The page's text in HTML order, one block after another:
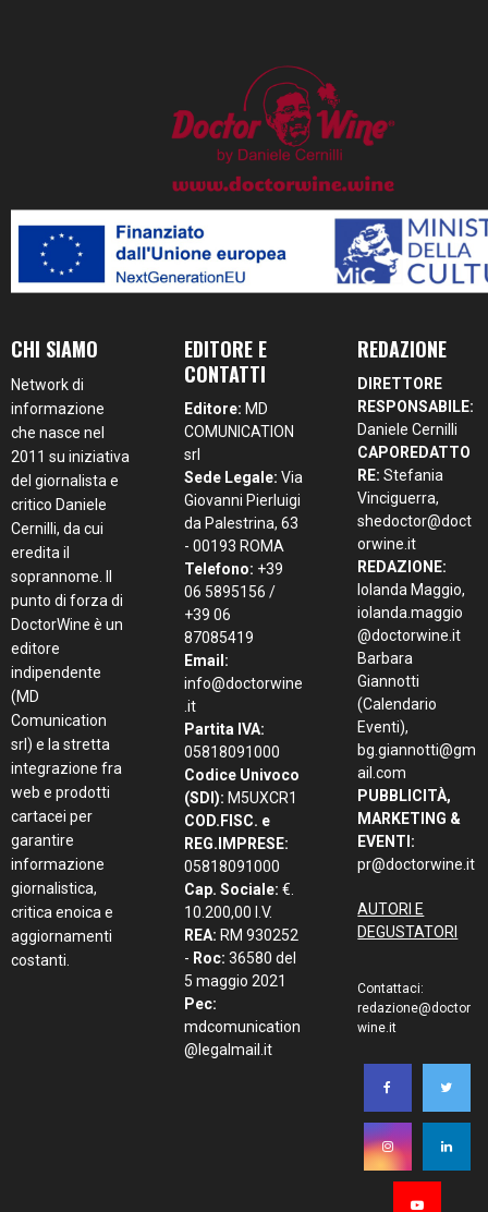
CHI SIAMO
Network di
informazione
che nasce nel
2011 su iniziativa
del giornalista e
critico Daniele
Cernilli, da cui
eredita il
soprannome. Il
punto di forza di
DoctorWine è un
editore
indipendente
(MD
Comunication
srl) e la stretta
integrazione fra
web e prodotti
cartacei per
garantire
informazione
giornalistica,
critica enoica e
aggiornamenti
costanti.
EDITORE E
CONTATTI
Editore: MD
COMUNICATION
srl
Sede Legale: Via
Giovanni Pierluigi
da Palestrina, 63
- 00193 ROMA
Telefono: +39
06 5895156 /
+39 06
87085419
Email:
info@doctorwine
.it
Partita IVA:
05818091000
Codice Univoco
(SDI): M5UXCR1
COD.FISC. e
REG.IMPRESE:
05818091000
Cap. Sociale: €.
10.200,00 I.V.
REA: RM 930252
- Roc: 36580 del
5 maggio 2021
Pec:
mdcomunication
@legalmail.it
REDAZIONE
DIRETTORE
RESPONSABILE:
Daniele Cernilli
CAPOREDATTO
RE: Stefania
Vinciguerra,
shedoctor@doct
orwine.it
REDAZIONE:
Iolanda Maggio,
iolanda.maggio
@doctorwine.it
Barbara
Giannotti
(Calendario
Eventi),
bg.giannotti@gm
ail.com
PUBBLICITÀ,
MARKETING &
EVENTI:
pr@doctorwine.it
AUTORI E
DEGUSTATORI
Contattaci:
redazione@doctor
wine.it